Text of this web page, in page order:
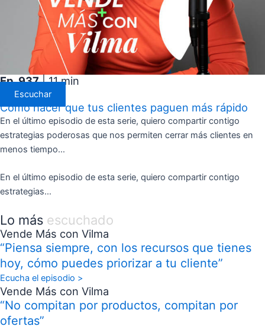
Ep. 937| 11 min
Escuchar
Cómo hacer que tus clientes paguen más rápido
En el último episodio de esta serie, quiero compartir contigo
estrategias poderosas que nos permiten cerrar más clientes en
menos tiempo…
En el último episodio de esta serie, quiero compartir contigo
estrategias…
Lo más escuchado
Vende Más con Vilma
“Piensa siempre, con los recursos que tienes
hoy, cómo puedes priorizar a tu cliente”
Ecucha el episodio >
Vende Más con Vilma
“No compitan por productos, compitan por
ofertas”